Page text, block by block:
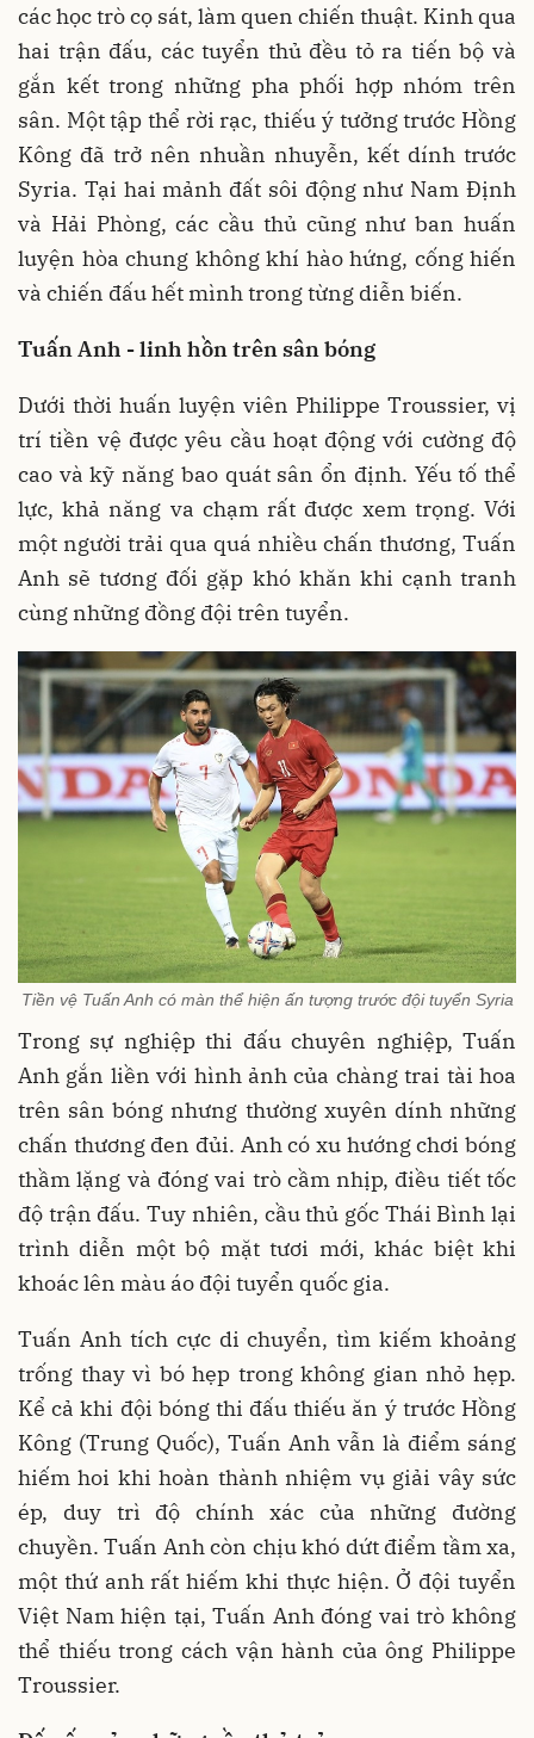
các học trò cọ sát, làm quen chiến thuật. Kinh qua
hai trận đấu, các tuyển thủ đều tỏ ra tiến bộ và
gắn kết trong những pha phối hợp nhóm trên
sân. Một tập thể rời rạc, thiếu ý tưởng trước Hồng
Kông đã trở nên nhuần nhuyễn, kết dính trước
Syria. Tại hai mảnh đất sôi động như Nam Định
và Hải Phòng, các cầu thủ cũng như ban huấn
luyện hòa chung không khí hào hứng, cống hiến
và chiến đấu hết mình trong từng diễn biến.
Tuấn Anh - linh hồn trên sân bóng
Dưới thời huấn luyện viên Philippe Troussier, vị
trí tiền vệ được yêu cầu hoạt động với cường độ
cao và kỹ năng bao quát sân ổn định. Yếu tố thể
lực, khả năng va chạm rất được xem trọng. Với
một người trải qua quá nhiều chấn thương, Tuấn
Anh sẽ tương đối gặp khó khăn khi cạnh tranh
cùng những đồng đội trên tuyển.
Tiền vệ Tuấn Anh có màn thể hiện ấn tượng trước đội tuyển Syria
Trong sự nghiệp thi đấu chuyên nghiệp, Tuấn
Anh gắn liền với hình ảnh của chàng trai tài hoa
trên sân bóng nhưng thường xuyên dính những
chấn thương đen đủi. Anh có xu hướng chơi bóng
thầm lặng và đóng vai trò cầm nhịp, điều tiết tốc
độ trận đấu. Tuy nhiên, cầu thủ gốc Thái Bình lại
trình diễn một bộ mặt tươi mới, khác biệt khi
khoác lên màu áo đội tuyển quốc gia.
Tuấn Anh tích cực di chuyển, tìm kiếm khoảng
trống thay vì bó hẹp trong không gian nhỏ hẹp.
Kể cả khi đội bóng thi đấu thiếu ăn ý trước Hồng
Kông (Trung Quốc), Tuấn Anh vẫn là điểm sáng
hiếm hoi khi hoàn thành nhiệm vụ giải vây sức
ép, duy trì độ chính xác của những đường
chuyền. Tuấn Anh còn chịu khó dứt điểm tầm xa,
một thứ anh rất hiếm khi thực hiện. Ở đội tuyển
Việt Nam hiện tại, Tuấn Anh đóng vai trò không
thể thiếu trong cách vận hành của ông Philippe
Troussier.